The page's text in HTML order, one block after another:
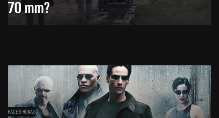
70 mm?
HACE 9 HORAS